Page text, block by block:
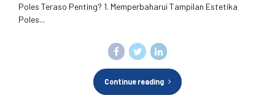
Poles Teraso Penting? 1. Memperbaharui Tampilan Estetika
Poles...
Continue reading